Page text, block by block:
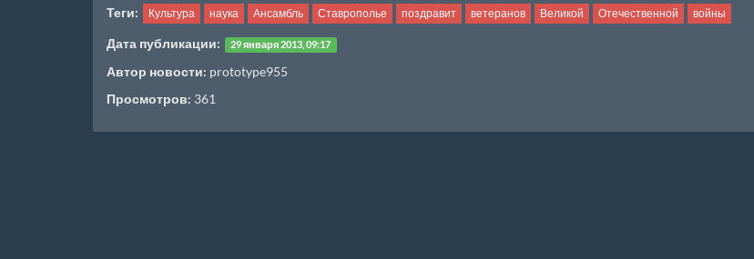
Теги: Культура наука Ансамбль Ставрополье поздравит ветеранов Великой Отечественной войны
Дата публикации: 29 января 2013, 09:17
Автор новости: prototype955
Просмотров: 361